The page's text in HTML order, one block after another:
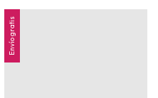
Envío gratis